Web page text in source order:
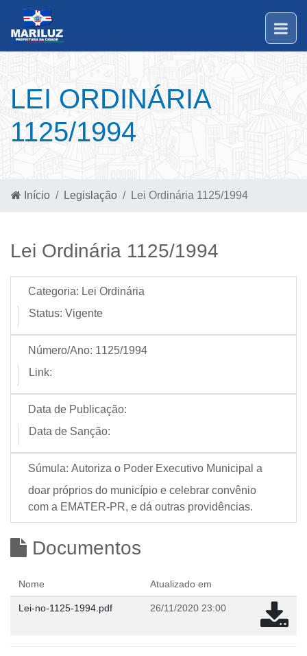
LEI ORDINÁRIA
1125/1994
Início Legislação Lei Ordinária 1125/1994
Lei Ordinária 1125/1994
Categoria: Lei Ordinária
Status: Vigente
Número/Ano: 1125/1994
Link:
Data de Publicação:
Data de Sanção:
Súmula: Autoriza o Poder Executivo Municipal a
doar próprios do município e celebrar convênio
com a EMATER-PR, e dá outras providências.
Documentos
Nome Atualizado em
Lei-no-1125-1994.pdf 26/11/2020 23:00